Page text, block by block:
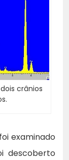
crânios
examinado
descoberto